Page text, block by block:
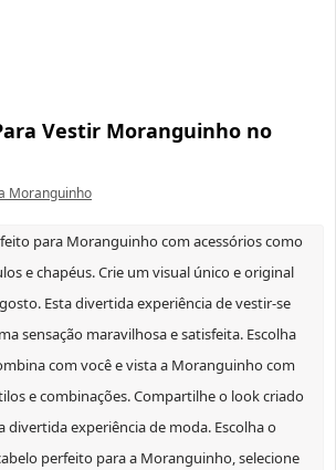
Vestir Moranguinho no
Moranguinho
para Moranguinho com acessórios como
e chapéus. Crie um visual único e original
Esta divertida experiência de vestir-se
sensação maravilhosa e satisfeita. Escolha
com você e vista a Moranguinho com
e combinações. Compartilhe o look criado
divertida experiência de moda. Escolha o
perfeito para a Moranguinho, selecione